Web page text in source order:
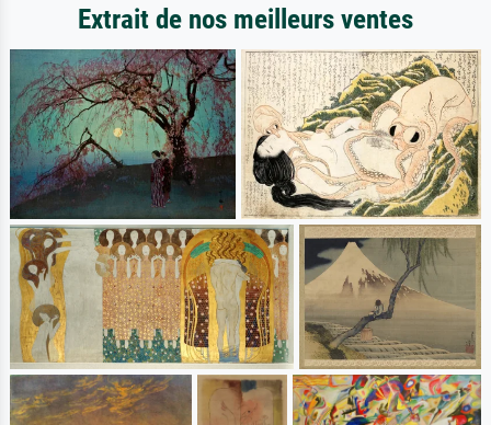
Extrait de nos meilleurs ventes